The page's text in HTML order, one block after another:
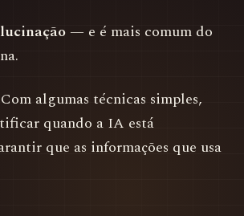
— e é mais comum do
algumas técnicas simples,
quando a IA está
que as informações que usa